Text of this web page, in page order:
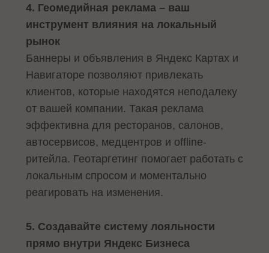
4. Геомедийная реклама – ваш
инструмент влияния на локальный
рынок
Баннеры и объявления в Яндекс Картах и
Навигаторе позволяют привлекать
клиентов, которые находятся неподалеку
от вашей компании. Такая реклама
эффективна для ресторанов, салонов,
автосервисов, медцентров и offline-
ритейла. Геотаргетинг помогает работать с
локальным спросом и моментально
реагировать на изменения.
5. Создавайте систему лояльности
прямо внутри Яндекс Бизнеса